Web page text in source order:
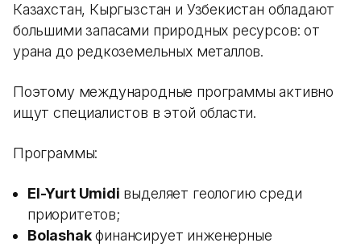
Казахстан, Кыргызстан и Узбекистан обладают
большими запасами природных ресурсов: от
урана до редкоземельных металлов.
Поэтому международные программы активно
ищут специалистов в этой области.
Программы:
El-Yurt Umidi выделяет геологию среди
приоритетов;
Bolashakфинансирует инженерные